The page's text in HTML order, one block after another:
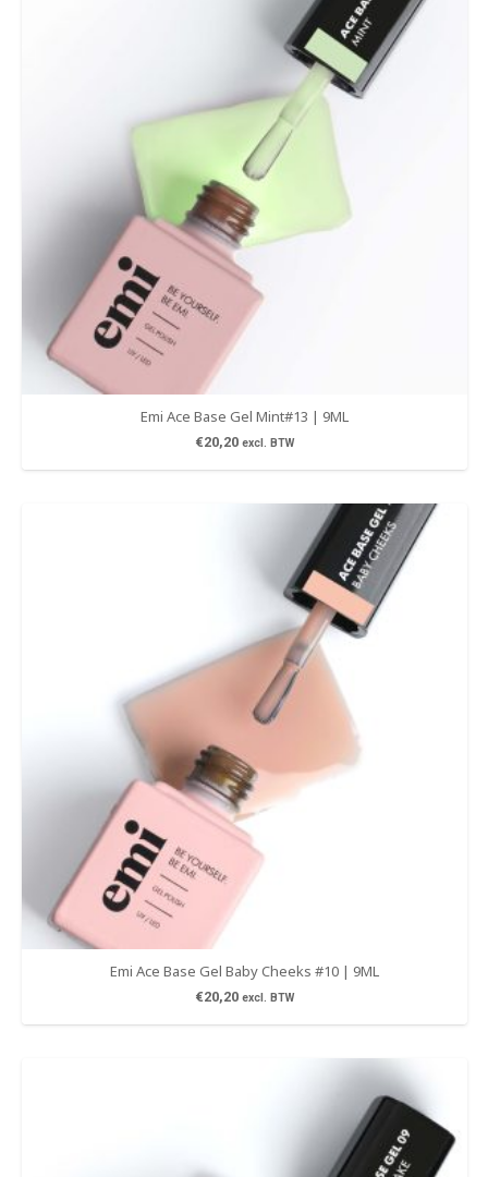
Emi Ace Base Gel Mint#13 | 9ML
€20,20 excl. BTW
Emi Ace Base Gel Baby Cheeks #10 | 9ML
€20,20 excl. BTW